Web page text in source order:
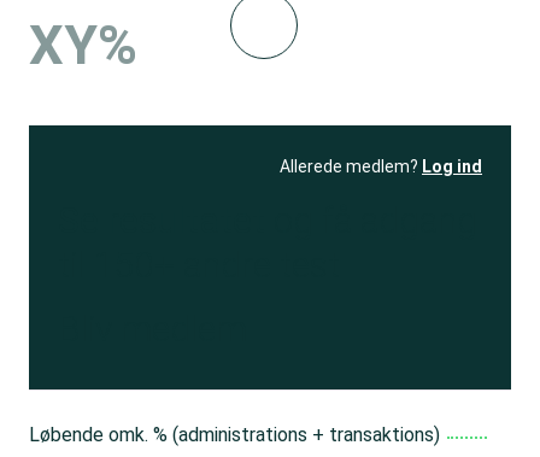
XY%
Allerede medlem? Log ind
Løbende omk. % (administrations + transaktions)